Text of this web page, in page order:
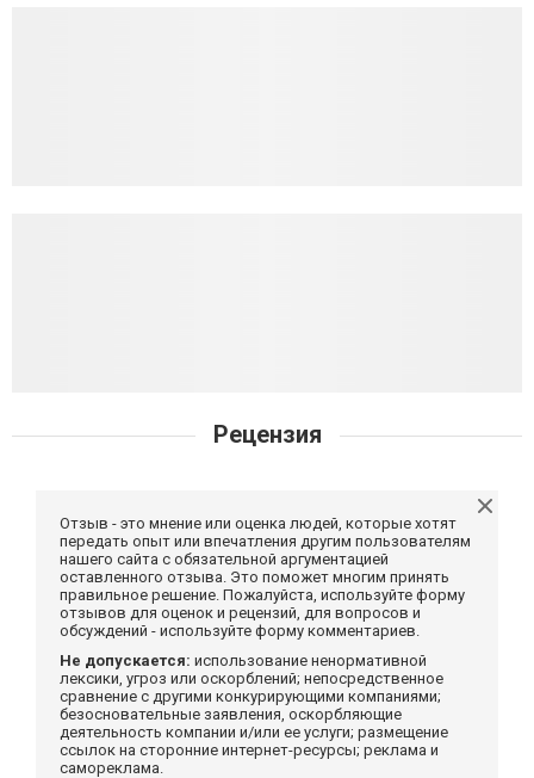
Рецензия
Отзыв - это мнение или оценка людей, которые хотят
передать опыт или впечатления другим пользователям
нашего сайта с обязательной аргументацией
оставленного отзыва. Это поможет многим принять
правильное решение. Пожалуйста, используйте форму
отзывов для оценок и рецензий, для вопросов и
обсуждений - используйте форму комментариев.
Не допускается: использование ненормативной
лексики, угроз или оскорблений; непосредственное
сравнение с другими конкурирующими компаниями;
безосновательные заявления, оскорбляющие
деятельность компании и/или ее услуги; размещение
ссылок на сторонние интернет-ресурсы; реклама и
самореклама.